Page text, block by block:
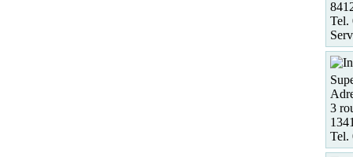
Tel.
3
Tel.